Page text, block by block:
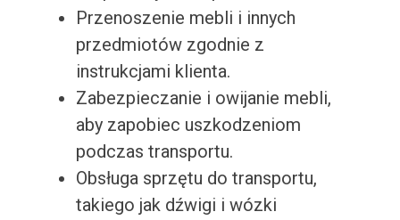
Przenoszenie mebli i innych
przedmiotów zgodnie z
instrukcjami klienta.
Zabezpieczanie i owijanie mebli,
aby zapobiec uszkodzeniom
podczas transportu.
Obsługa sprzętu do transportu,
takiego jak dźwigi i wózki